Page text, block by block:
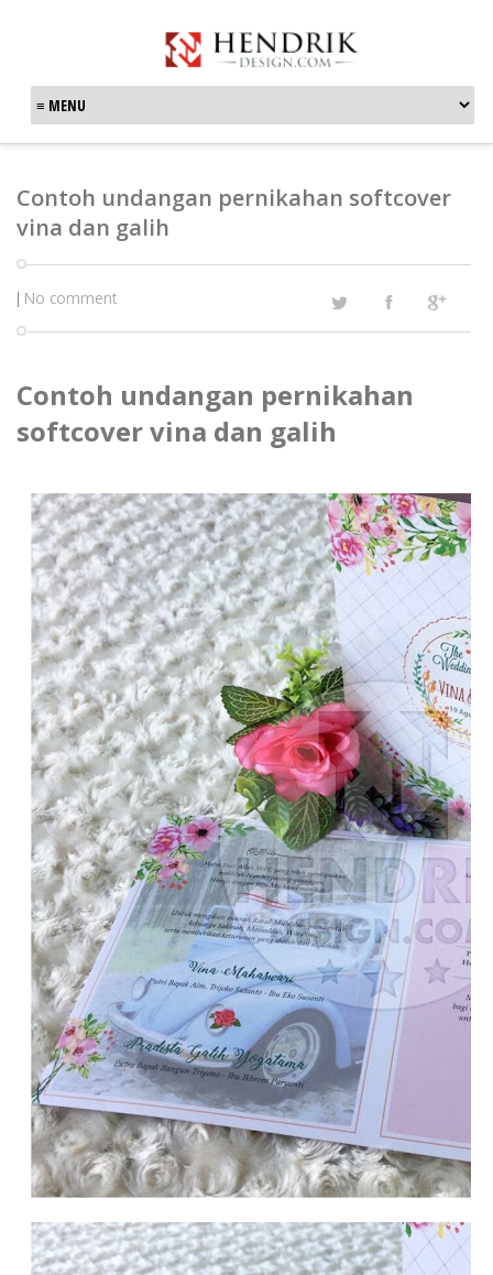
Contoh undangan pernikahan softcover
vina dan galih
| No comment
Contoh undangan pernikahan
softcover vina dan galih